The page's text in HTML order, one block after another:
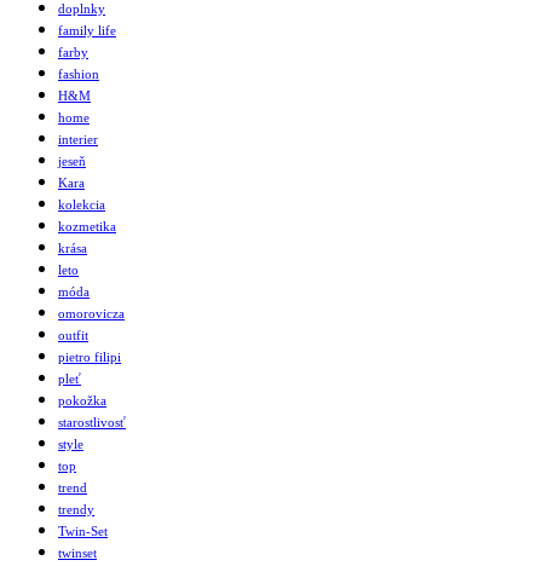
doplnky
family life
farby
fashion
H&M
home
interier
jeseň
Kara
kolekcia
kozmetika
krása
leto
móda
omorovicza
outfit
pietro filipi
pleť
pokožka
starostlivosť
style
top
trend
trendy
Twin-Set
twinset